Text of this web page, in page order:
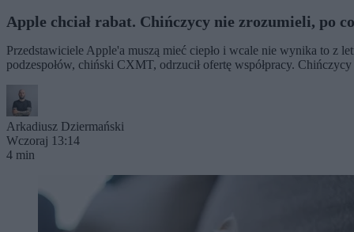
Apple chciał rabat. Chińczycy nie zrozumieli, po
Przedstawiciele Apple'a muszą mieć ciepło i wcale nie wynika to z
podzespołów, chiński CXMT, odrzucił ofertę współpracy.
Arkadiusz Dziermański
Wczoraj 13:14
4 min